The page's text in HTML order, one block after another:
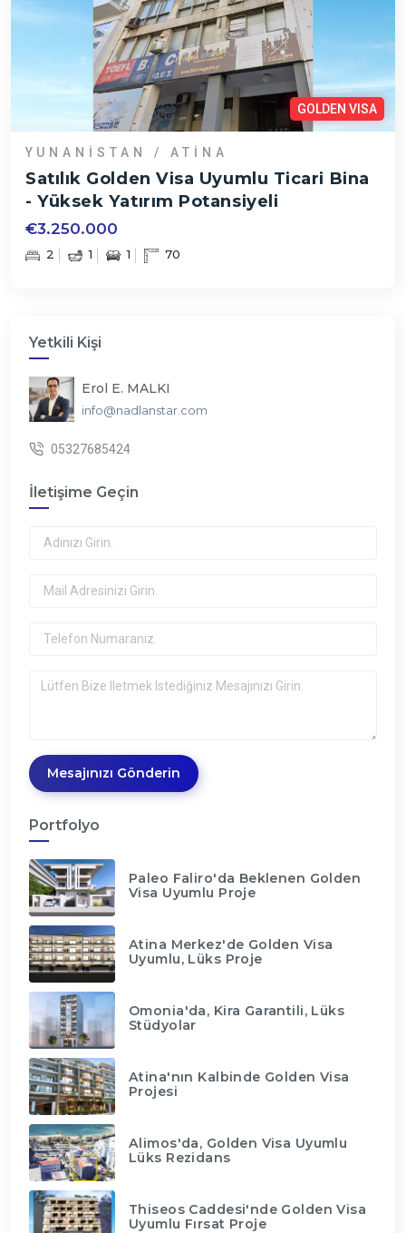
GOLDEN VISA
YUNANISTAN / ATINA
Satılık Golden Visa Uyumlu Ticari Bina
- Yüksek Yatırım Potansiyeli
€3.250.000
2 1 1 70
Yetkili Kişi
Erol E. MALKI
info@nadlanstar.com
05327685424
İletişime Geçin
Mesajınızı Gönderin
Portfolyo
Paleo Faliro'da Beklenen Golden
Visa Uyumlu Proje
Atina Merkez'de Golden Visa
Uyumlu, Lüks Proje
Omonia'da, Kira Garantili, Lüks
Stüdyolar
Atina'nın Kalbinde Golden Visa
Projesi
Alimos'da, Golden Visa Uyumlu
Lüks Rezidans
Thiseos Caddesi'nde Golden Visa
Uyumlu Fırsat Proje